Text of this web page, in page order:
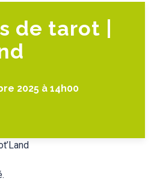
de tarot |
2025 à 14h00